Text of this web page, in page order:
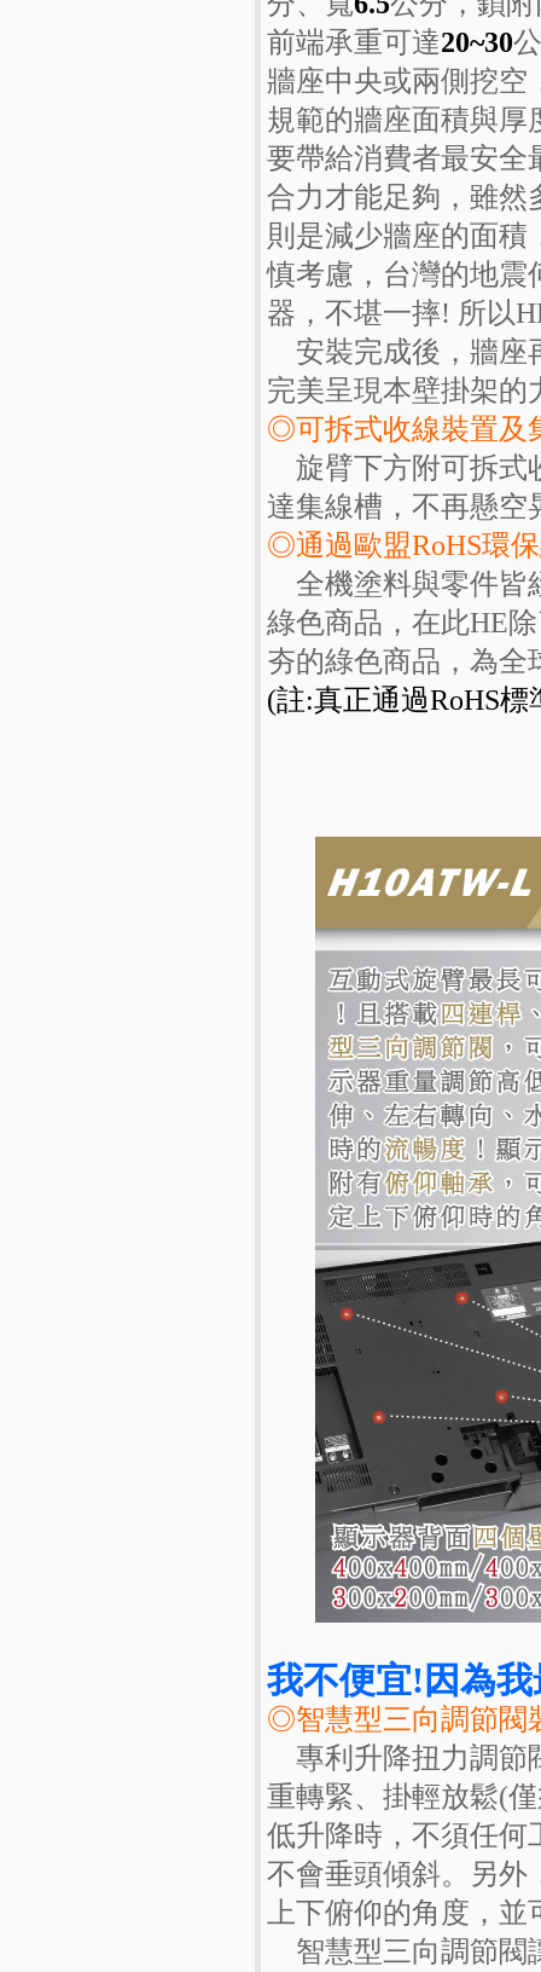
前端承重可達20~30
牆座中央或兩側挖空
規範的牆座面積與厚
要帶給消費者最安全
合力才能足夠，雖然
則是減少牆座的面
慎考慮，台灣的地震
器，不堪一摔! 所以
安裝完成後，牆座
完美呈現本壁掛架的
◎可拆式收線裝置及
旋臂下方附可拆式
達集線槽，不再懸空
◎通過歐盟RoHS環
全機塗料與零件皆
綠色商品，在此HE
夯的綠色商品，為全
(註:真正通過RoHS
我不便宜!因為
◎智慧型三向調節閥
專利升降扭力調節
重轉緊、掛輕放鬆(
低升降時，不須任何
不會垂頭傾斜。另外
上下俯仰的角度，
智慧型三向調節閥